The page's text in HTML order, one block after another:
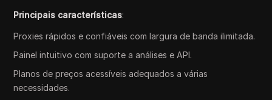
Principais características:
Proxies rápidos e confiáveis com largura de banda ilimitada.
Painel intuitivo com suporte a análises e API.
Planos de preços acessíveis adequados a várias
necessidades.